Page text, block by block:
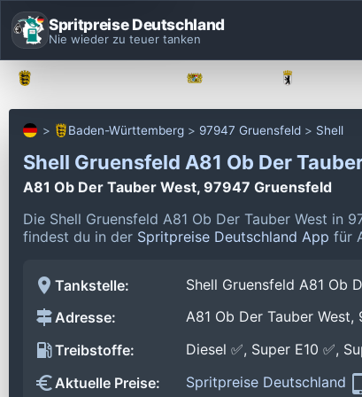
Spritpreise Deutschland
Nie wieder zu teuer tanken
Baden-Württemberg 97947 Gruensfeld Shell
Shell Gruensfeld A81 Ob Der
A81 Ob Der Tauber West, 97947 Gruensfeld
Die Shell Gruensfeld A81 Ob Der Tauber West in
findest du in der Spritpreise Deutschland App für
Tankstelle:
Shell Gruensfeld A81 Ob
Adresse:
A81 Ob Der Tauber West,
Treibstoffe:
Diesel ✅, Super E10 ✅,
Aktuelle Preise:
Spritpreise Deutschland